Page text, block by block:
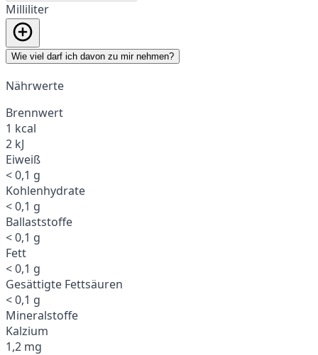
Milliliter
Wie viel darf ich davon zu mir nehmen?
Nährwerte
Brennwert
1 kcal
2 kJ
Eiweiß
< 0,1 g
Kohlenhydrate
< 0,1 g
Ballaststoffe
< 0,1 g
Fett
< 0,1 g
Gesättigte Fettsäuren
< 0,1 g
Mineralstoffe
Kalzium
1,2 mg